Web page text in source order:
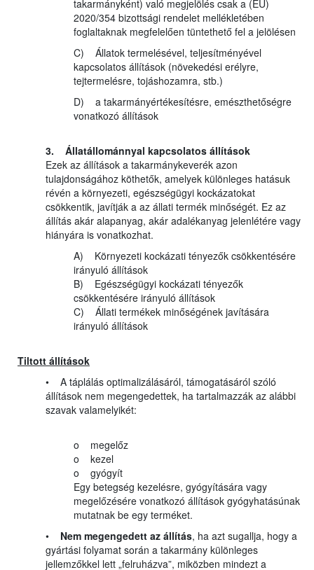
takarmányként) való megjelölés csak a (EU)
2020/354 bizottsági rendelet mellékletében
foglaltaknak megfelelően tüntethető fel a jelölésen
C) Állatok termelésével, teljesítményével
kapcsolatos állítások (növekedési erélyre,
tejtermelésre, tojáshozamra, stb.)
D) a takarmányértékesítésre, emészthetőségre
vonatkozó állítások
3. Állatállománnyal kapcsolatos állítások
Ezek az állítások a takarmánykeverék azon
tulajdonságához köthetők, amelyek különleges hatásuk
révén a környezeti, egészségügyi kockázatokat
csökkentik, javítják a az állati termék minőségét. Ez az
állítás akár alapanyag, akár adalékanyag jelenlétére vagy
hiányára is vonatkozhat.
A) Környezeti kockázati tényezők csökkentésére
irányuló állítások
B) Egészségügyi kockázati tényezők
csökkentésére irányuló állítások
C) Állati termékek minőségének javítására
irányuló állítások
Tiltott állítások
• A táplálás optimalizálásáról, támogatásáról szóló
állítások nem megengedettek, ha tartalmazzák az alábbi
szavak valamelyikét:
o megelőz
o kezel
o gyógyít
Egy betegség kezelésre, gyógyítására vagy
megelőzésére vonatkozó állítások gyógyhatásúnak
mutatnak be egy terméket.
•
Nem megengedett az állítás, ha azt sugallja, hogy a
gyártási folyamat során a takarmány különleges
jellemzőkkel lett „felruházva”, miközben mindezt a